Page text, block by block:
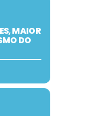
MAIOR
DO